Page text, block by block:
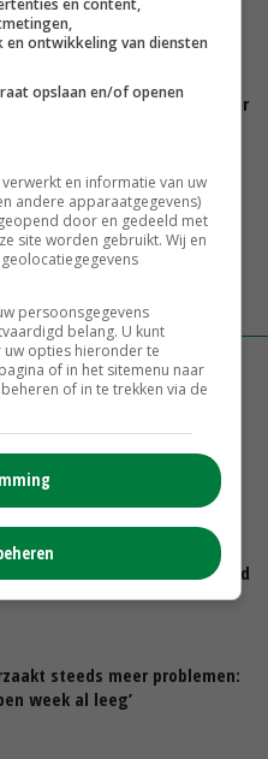
in Europese top
krimpt, pluimveesector
weg en doe vooral ook waar
wordt’
7730
Kees Huizinga: ‘Bezoek van
mag zelf groente plukken’
van Frijns doet het verrassend
steeds meer problemen:
week al leeg’
en content,
ontwikkeling van diensten
opslaan en/of openen
en informatie van uw
andere apparaatgegevens)
door en gedeeld met
site worden gebruikt. Wij en
persoonsgegevens
belang. U kunt
opties hieronder te
of in het sitemenu naar
of in te trekken via de